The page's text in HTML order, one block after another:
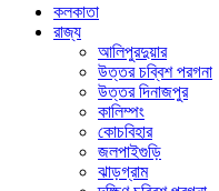
কলকাতা
রাজ্য
আলিপুরদুয়ার
উত্তর চব্বিশ পরগনা
উত্তর দিনাজপুর
কালিম্পং
কোচবিহার
জলপাইগুড়ি
ঝাড়গ্রাম